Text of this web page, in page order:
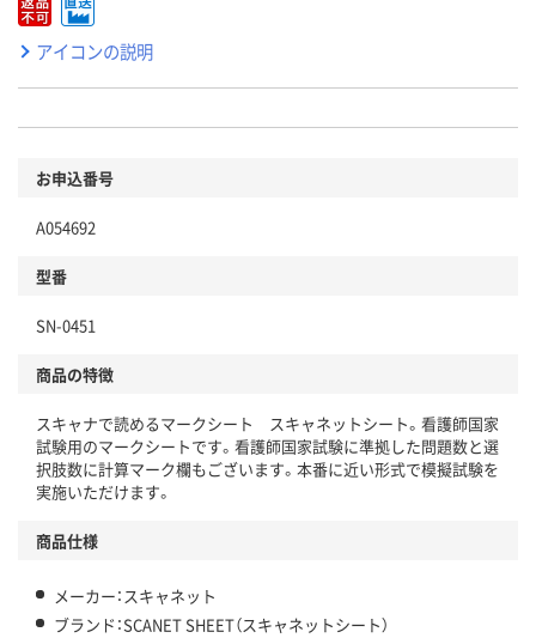
アイコンの説明
お申込番号
A054692
型番
SN-0451
商品の特徴
スキャナで読めるマークシート スキャネットシート。看護師国家
試験用のマークシートです。看護師国家試験に準拠した問題数と選
択肢数に計算マーク欄もございます。本番に近い形式で模擬試験を
実施いただけます。
商品仕様
メーカー：スキャネット
ブランド：SCANET SHEET（スキャネットシート）